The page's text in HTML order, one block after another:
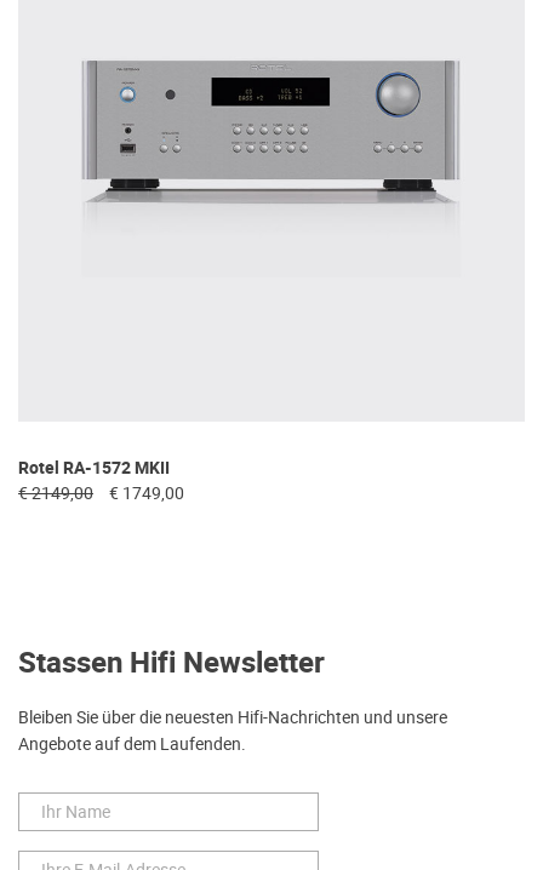
Rotel RA-1572 MKII
€ 2149,00 € 1749,00
Stassen Hifi Newsletter
Bleiben Sie über die neuesten Hifi-Nachrichten und unsere
Angebote auf dem Laufenden.